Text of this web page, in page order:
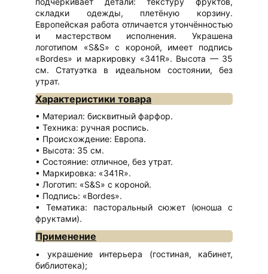
складки одежды, плетёную корзину.
Европейская работа отличается утончённостью
и мастерством исполнения. Украшена
логотипом «S&S» с короной, имеет подпись
«Bordes» и маркировку «341R». Высота — 35
см. Статуэтка в идеальном состоянии, без
утрат.
Характеристики товара
Материал: бисквитный фарфор.
Техника: ручная роспись.
Происхождение: Европа.
Высота: 35 см.
Состояние: отличное, без утрат.
Маркировка: «341R».
Логотип: «S&S» с короной.
Подпись: «Bordes».
Тематика: пасторальный сюжет (юноша с
фруктами).
Применение
украшение интерьера (гостиная, кабинет,
библиотека);